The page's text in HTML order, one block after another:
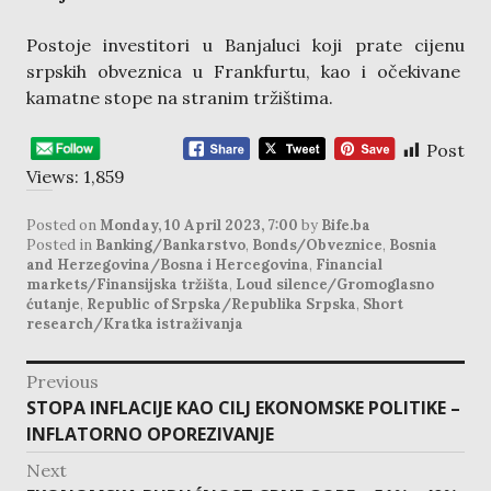
Postoje investitori u Banjaluci koji prate cijenu
srpskih obveznica u Frankfurtu, kao i očekivane
kamatne stope na stranim tržištima.
Post
Views: 1,859
Posted on Monday, 10 April 2023, 7:00 by Bife.ba
Posted in Banking/Bankarstvo, Bonds/Obveznice, Bosnia
and Herzegovina/Bosna i Hercegovina, Financial
markets/Finansijska tržišta, Loud silence/Gromoglasno
ćutanje, Republic of Srpska/Republika Srpska, Short
research/Kratka istraživanja
post
navigation
Previous
Previous
post:
STOPA INFLACIJE KAO CILJ EKONOMSKE POLITIKE –
INFLATORNO OPOREZIVANJE
Next